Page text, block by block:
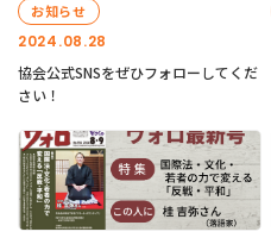
2024.08.28
お知らせ
協会公式SNSをぜひフォローしてくだ
さい！